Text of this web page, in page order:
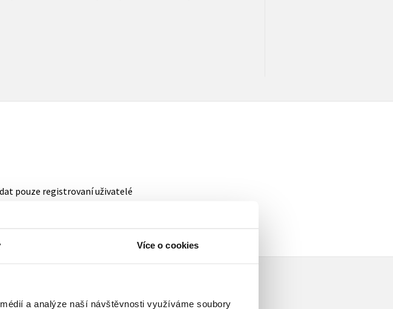
Více o cookies
a analýze naší návštěvnosti využíváme soubory
pouze registrovaní uživatelé